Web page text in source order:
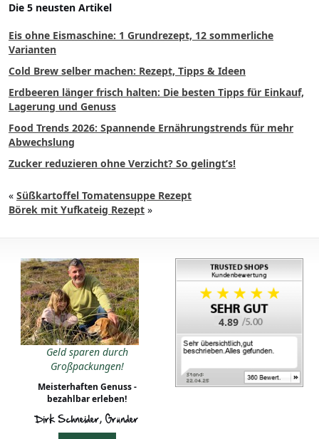
Die 5 neusten Artikel
Eis ohne Eismaschine: 1 Grundrezept, 12 sommerliche
Varianten
Cold Brew selber machen: Rezept, Tipps & Ideen
Erdbeeren länger frisch halten: Die besten Tipps für Einkauf,
Lagerung und Genuss
Food Trends 2026: Spannende Ernährungstrends für mehr
Abwechslung
Zucker reduzieren ohne Verzicht? So gelingt’s!
« Süßkartoffel Tomatensuppe Rezept
Börek mit Yufkateig Rezept »
Geld sparen durch
Großpackungen!
Meisterhaften Genuss -
bezahlbar erleben!
Dirk Schneider, Gründer
4.89